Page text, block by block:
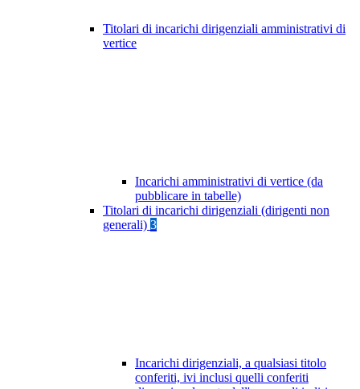
Titolari di incarichi dirigenziali amministrativi di
vertice
Incarichi amministrativi di vertice (da
pubblicare in tabelle)
Titolari di incarichi dirigenziali (dirigenti non
generali) 3
Incarichi dirigenziali, a qualsiasi titolo
conferiti, ivi inclusi quelli conferiti